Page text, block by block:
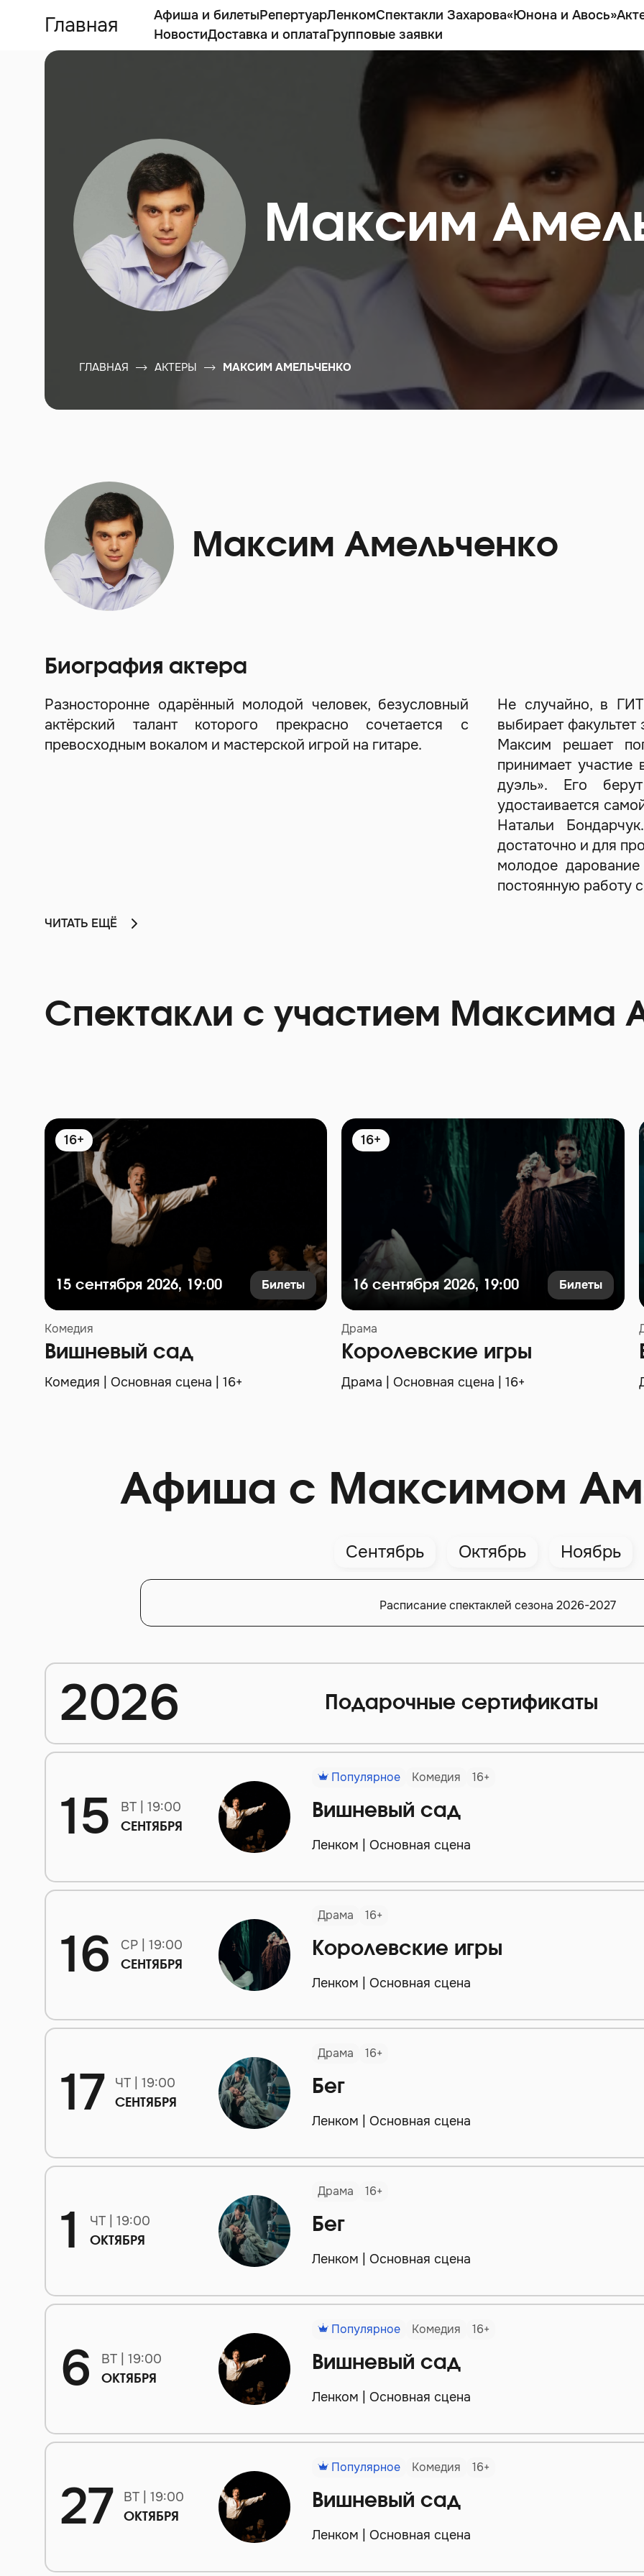
Главная Афиша и билетыРепертуарЛенкомСпектакли Захарова«Юнона и Авось»
НовостиДоставка и оплатаГрупповые заявки
Максим
ГЛАВНАЯ АКТЕРЫ МАКСИМ АМЕЛЬЧЕНКО
Максим Амельченко
Биография актера
Разносторонне одарённый молодой человек, безусловный
актёрский талант которого прекрасно сочетается с
превосходным вокалом и мастерской игрой на гитаре.
Не случайно, в
выбирает факультет
Максим решает
принимает участие
дуэль». Его
удостаивается
Натальи
достаточно и для
молодое
постоянную работу
ЧИТАТЬ ЕЩЁ
Спектакли с участием Максима
16+
15 сентября 2026, 19:00 Билеты
Комедия
Вишневый сад
Комедия | Основная сцена | 16+
16+
16 сентября 2026, 19:00 Билеты
Драма
Королевские игры
Драма | Основная сцена | 16+
Афиша с Максимом
Сентябрь Октябрь Ноябрь
Расписание спектаклей сезона 2026-2027
2026 Подарочные сертификаты
15 ВТ | 19:00
СЕНТЯБРЯ
Популярное Комедия 16+
Вишневый сад
Ленком | Основная сцена
16 СР | 19:00
СЕНТЯБРЯ
Драма 16+
Королевские игры
Ленком | Основная сцена
17 ЧТ | 19:00
СЕНТЯБРЯ
Драма 16+
Бег
Ленком | Основная сцена
1 ЧТ | 19:00
ОКТЯБРЯ
Драма 16+
Бег
Ленком | Основная сцена
6 ВТ | 19:00
ОКТЯБРЯ
Популярное Комедия 16+
Вишневый сад
Ленком | Основная сцена
27 ВТ | 19:00
ОКТЯБРЯ
Популярное Комедия 16+
Вишневый сад
Ленком | Основная сцена